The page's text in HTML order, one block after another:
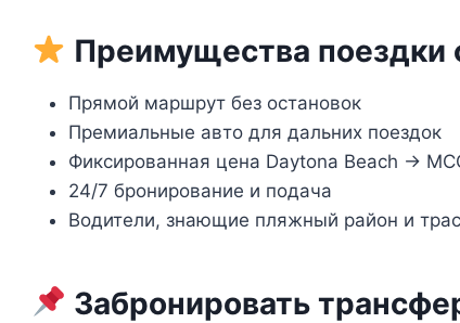
Преимущества поездки
Прямой маршрут без остановок
Премиальные авто для дальних поездок
Фиксированная цена Daytona Beach →
24/7 бронирование и подача
Водители, знающие пляжный район и
Забронировать